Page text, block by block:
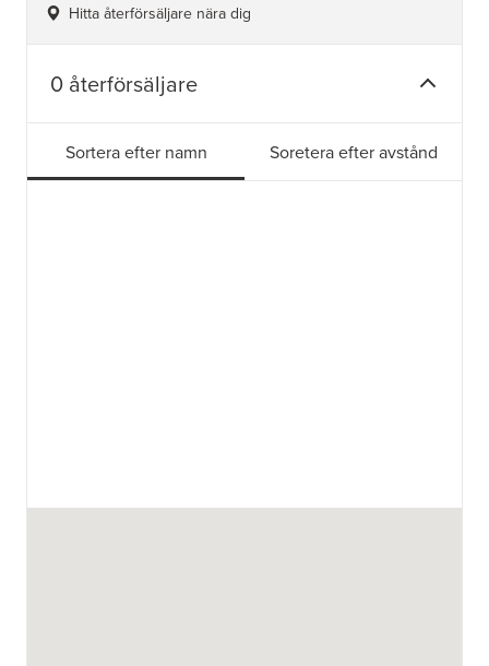
Hitta återförsäljare nära dig
0 återförsäljare
Sortera efter namn Soretera efter avstånd